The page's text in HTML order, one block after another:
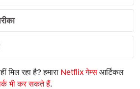
मिल रहा है? हमारा Netflix गेम्स आर्टिकल
भी कर सकते हैं.